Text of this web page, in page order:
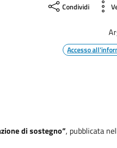
Condividi
Accesso
di sostegno”, pubblicata